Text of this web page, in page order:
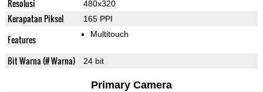
Resolusi 480x320
Kerapatan Piksel 165 PPI
Features Multitouch
Bit Warna (# Warna) 24 bit
Primary Camera